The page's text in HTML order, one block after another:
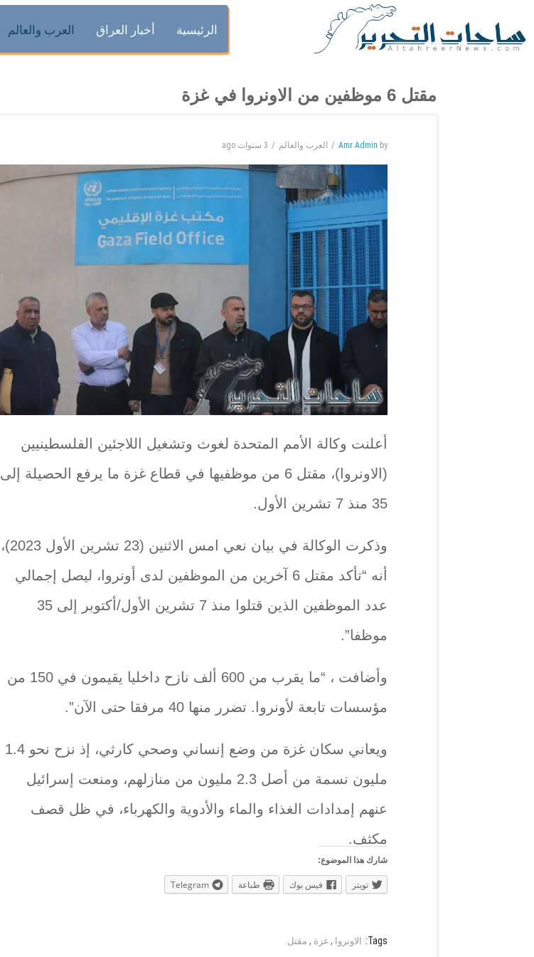
الرئيسية أخبار العراق العرب والعالم
مقتل 6 موظفين من الاونروا في غزة
by
Amr Admin العرب والعالم 3 سنوات ago
أعلنت وكالة الأمم المتحدة لغوث وتشغيل اللاجئين الفلسطينيين
(الاونروا)، مقتل 6 من موظفيها في قطاع غزة ما يرفع الحصيلة إلى
35 منذ 7 تشرين الأول.
وذكرت الوكالة في بيان نعي امس الاثنين (23 تشرين الأول 2023)،
أنه “تأكد مقتل 6 آخرين من الموظفين لدى أونروا، ليصل إجمالي
عدد الموظفين الذين قتلوا منذ 7 تشرين الأول/أكتوبر إلى 35
موظفا”.
وأضافت ، “ما يقرب من 600 ألف نازح داخليا يقيمون في 150 من
مؤسسات تابعة لأونروا. تضرر منها 40 مرفقا حتى الآن”.
ويعاني سكان غزة من وضع إنساني وصحي كارثي، إذ نزح نحو 1.4
مليون نسمة من أصل 2.3 مليون من منازلهم، ومنعت إسرائيل
عنهم إمدادات الغذاء والماء والأدوية والكهرباء، في ظل قصف
مكثف.
شارك هذا الموضوع:
تويتر فيس بوك طباعة Telegram
Tags: الاونروا , غزة , مقتل